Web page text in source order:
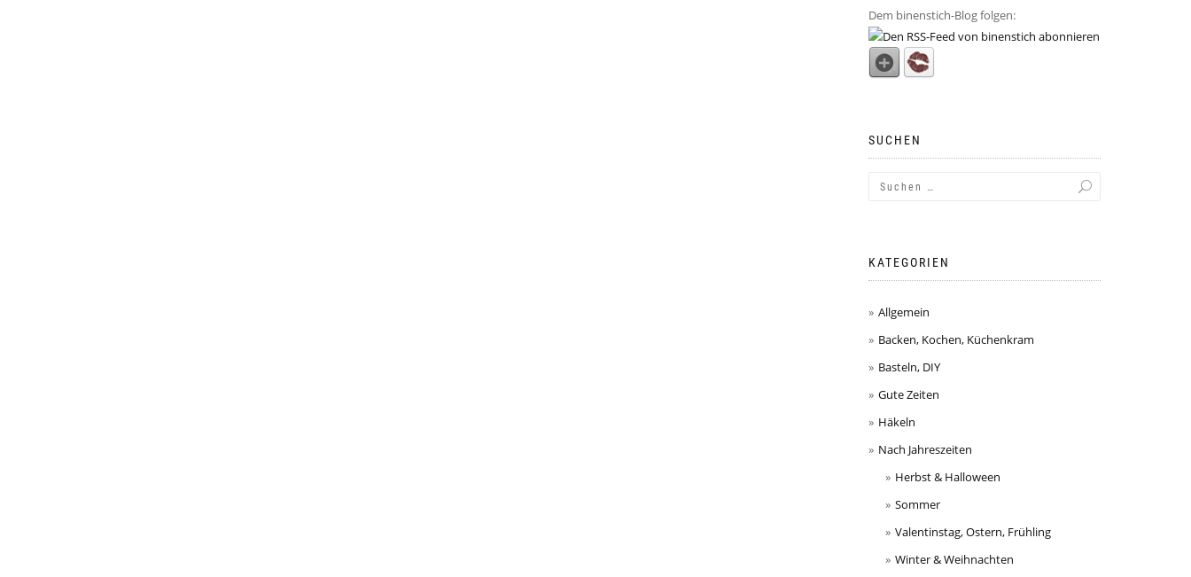
Dem binenstich-Blog folgen:
SUCHEN
KATEGORIEN
Allgemein
Backen, Kochen, Küchenkram
Basteln, DIY
Gute Zeiten
Häkeln
Nach Jahreszeiten
Herbst & Halloween
Sommer
Valentinstag, Ostern, Frühling
Winter & Weihnachten